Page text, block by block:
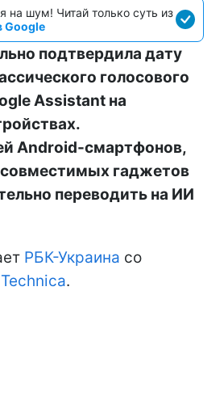
на шум! Читай только суть из
Google
подтвердила дату
голосового
Assistant на
Android-смартфонов,
гаджетов
переводить на ИИ
РБК-Украина со
.